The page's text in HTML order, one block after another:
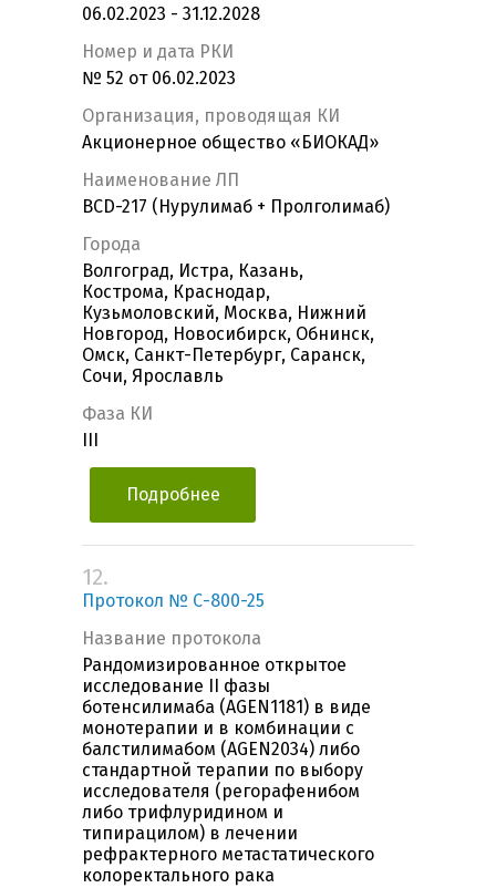
06.02.2023 - 31.12.2028
Номер и дата РКИ
№ 52 от 06.02.2023
Организация, проводящая КИ
Акционерное общество «БИОКАД»
Наименование ЛП
BCD-217 (Нурулимаб + Пролголимаб)
Города
Волгоград, Истра, Казань,
Кострома, Краснодар,
Кузьмоловский, Москва, Нижний
Новгород, Новосибирск, Обнинск,
Омск, Санкт-Петербург, Саранск,
Сочи, Ярославль
Фаза КИ
Подробнее
12.
Протокол № С-800-25
Название протокола
Рандомизированное открытое
исследование II фазы
ботенсилимаба (AGEN1181) в виде
монотерапии и в комбинации с
балстилимабом (AGEN2034) либо
стандартной терапии по выбору
исследователя (регорафенибом
либо трифлуридином и
типирацилом) в лечении
рефрактерного метастатического
колоректального рака